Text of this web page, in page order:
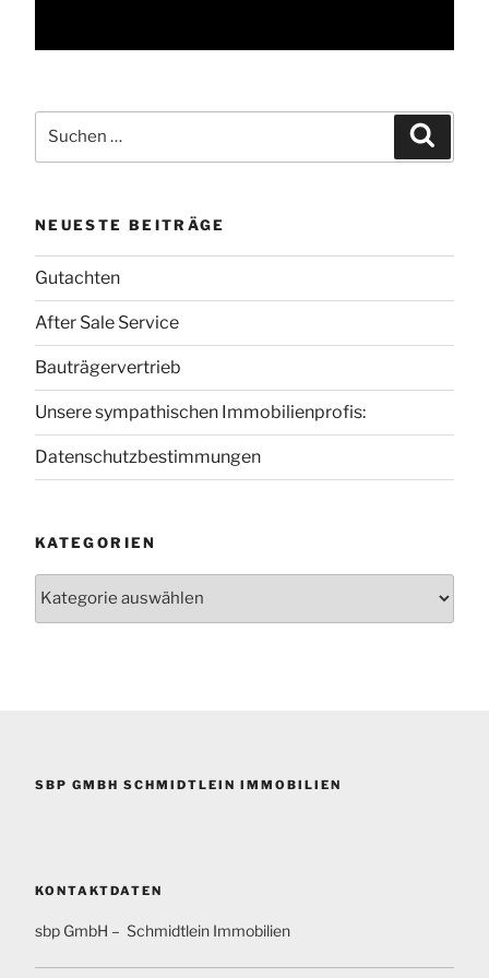
nach:
NEUESTE BEITRÄGE
Gutachten
After Sale Service
Bauträgervertrieb
Unsere sympathischen Immobilienprofis:
Datenschutzbestimmungen
KATEGORIEN
SBP GMBH SCHMIDTLEIN IMMOBILIEN
KONTAKTDATEN
sbp GmbH – Schmidtlein Immobilien